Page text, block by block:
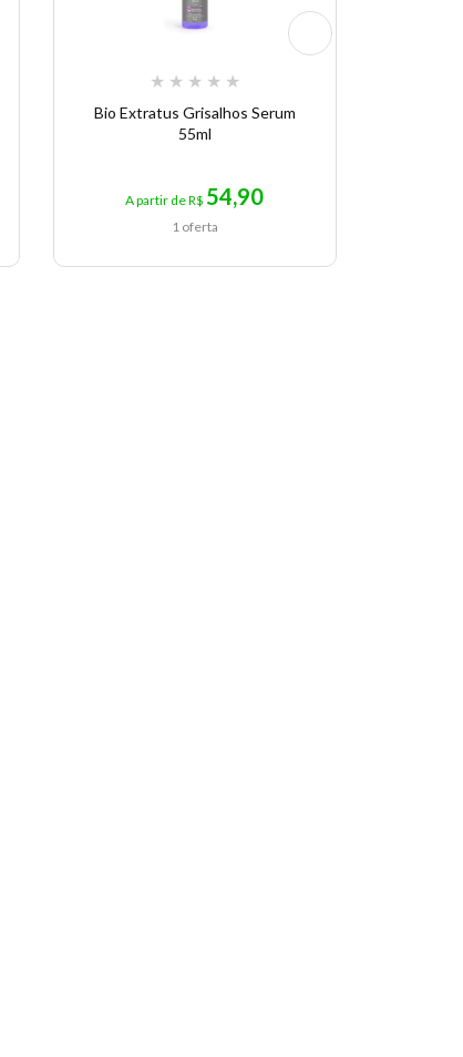
★ ★ ★ ★ ★
Bio Extratus Grisalhos Serum
55ml
A partir de R$ 54,90
1 oferta